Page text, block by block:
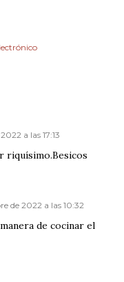
a las 17:13
riquísimo.Besicos
de 2022 a las 10:32
de cocinar el